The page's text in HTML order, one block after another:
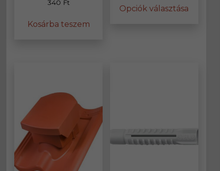
340 Ft
Kosárba teszem
-
Opciók választása